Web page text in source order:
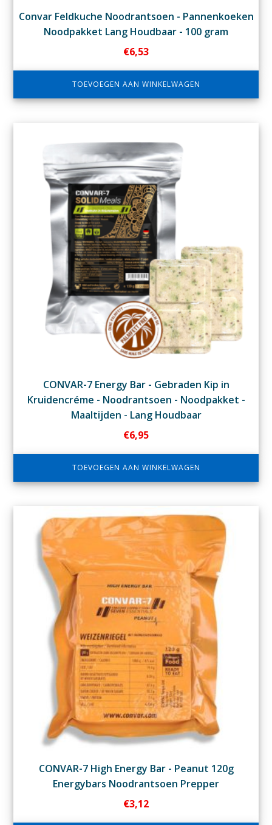
Convar Feldkuche Noodrantsoen - Pannenkoeken
Noodpakket Lang Houdbaar - 100 gram
€6,53
TOEVOEGEN AAN WINKELWAGEN
CONVAR-7 Energy Bar - Gebraden Kip in
Kruidencréme - Noodrantsoen - Noodpakket -
Maaltijden - Lang Houdbaar
€6,95
TOEVOEGEN AAN WINKELWAGEN
CONVAR-7 High Energy Bar - Peanut 120g
Energybars Noodrantsoen Prepper
€3,12